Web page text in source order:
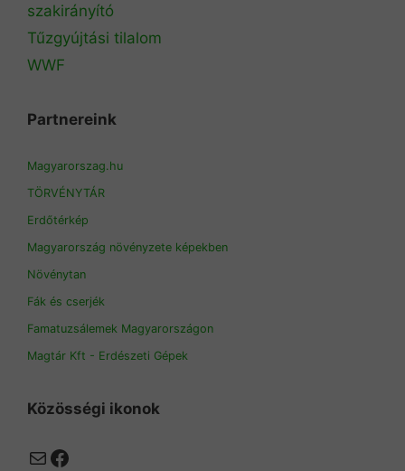
szakirányító
Tűzgyújtási tilalom
WWF
Partnereink
Magyarorszag.hu
TÖRVÉNYTÁR
Erdőtérkép
Magyarország növényzete képekben
Növénytan
Fák és cserjék
Famatuzsálemek Magyarországon
Magtár Kft - Erdészeti Gépek
Közösségi ikonok
MailFacebook